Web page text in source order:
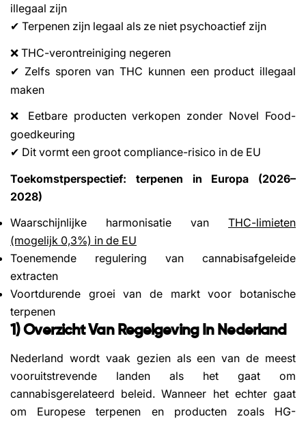
illegaal zijn
✔ Terpenen zijn legaal als ze niet psychoactief zijn
❌ THC-verontreiniging negeren
✔ Zelfs sporen van THC kunnen een product illegaal
maken
❌
Eetbare producten verkopen zonder Novel Food-
goedkeuring
✔ Dit vormt een groot compliance-risico in de EU
Toekomstperspectief: terpenen in Europa (2026–
2028)
Waarschijnlijke harmonisatie van THC-limieten
(mogelijk 0,3%) in de EU
Toenemende regulering van cannabisafgeleide
extracten
Voortdurende groei van de markt voor botanische
terpenen
1) Overzicht Van Regelgeving In Nederland
Nederland wordt vaak gezien als een van de meest
vooruitstrevende landen als het gaat om
cannabisgerelateerd beleid. Wanneer het echter gaat
om Europese terpenen en producten zoals HG-